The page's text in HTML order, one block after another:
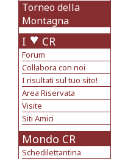
Torneo della
Montagna
I CR
Forum
Collabora con noi
I risultati sul tuo sito!
Area Riservata
Visite
Siti Amici
Mondo CR
Schedilettantina